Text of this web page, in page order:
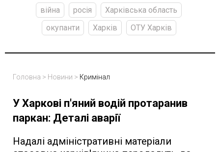
війна росія
Харківська область
окупанти
Харків ОТУ Харків
Головна > Новини > Кримінал
У Харкові п'яний водій протаранив
паркан: Деталі аварії
Надалі адміністративні матеріали